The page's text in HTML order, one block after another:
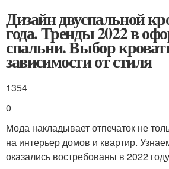
Дизайн двуспальной
года. Тренды 2022 в
спальни. Выбор
зависимости от стиля
1354
0
Мода накладывает отпечаток не
на интерьер домов и квартир.
оказались востребованы в 2022 году